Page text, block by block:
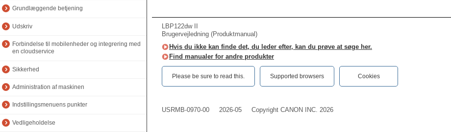
Grundlæggende betjening
Udskriv
Forbindelse til mobilenheder og integrering med
en cloudservice
Sikkerhed
Administration af maskinen
Indstillingsmenuens punkter
Vedligeholdelse
LBP122dw II
Brugervejledning (Produktmanual)
Hvis du ikke kan finde det, du leder efter, kan du prøve at søge her.
Find manualer for andre produkter
Please be sure to read this.‎ Supported browsers Cookies
USRMB-0970-00 2026-05 Copyright CANON INC. 2026